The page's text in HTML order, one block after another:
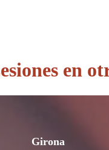
en
Girona